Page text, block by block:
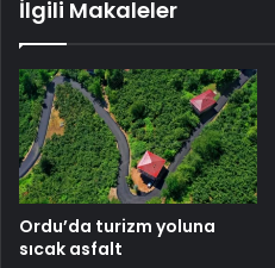
İlgili Makaleler
Ordu’da turizm yoluna
sıcak asfalt